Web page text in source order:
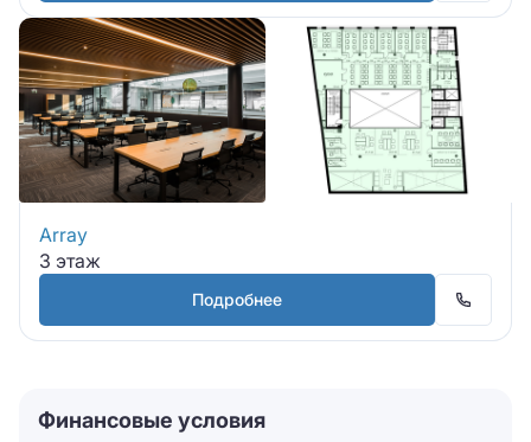
Array
3 этаж
Подробнее
Финансовые условия